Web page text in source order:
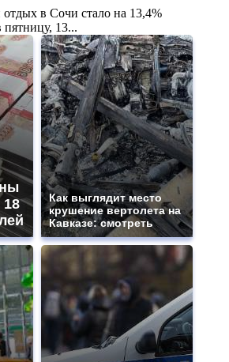
отдых в Сочи стало на 13,4%
13...
Как выглядит место
крушение вертолета на
Кавказе: смотреть